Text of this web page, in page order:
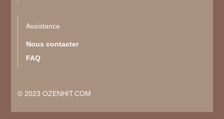
Assistance
Nous contacter
FAQ
© 2023 OZENHIT.COM